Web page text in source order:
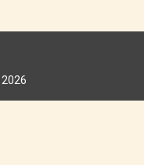
2026